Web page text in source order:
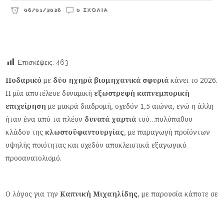
06/01/2026 0 ΣΧΌΛΙΑ
Επισκέψεις: 463
Ποδαρικό με δύο ηχηρά βιομηχανικά σφυριά κάνει το 2026.
Η μία αποτέλεσε δυναμική εξωστρεφή καπνεμπορική
επιχείρηση με μακρά διαδρομή, σχεδόν 1,5 αιώνα, ενώ η άλλη
ήταν ένα από τα πλέον δυνατά χαρτιά τού…πολύπαθου
κλάδου της κλωστοϋφαντουργίας, με παραγωγή προϊόντων
υψηλής ποιότητας και σχεδόν αποκλειστικά εξαγωγικό
προσανατολισμό.
Ο λόγος για τηνΚαπνική Μιχαηλίδης, με παρουσία κάποτε σε